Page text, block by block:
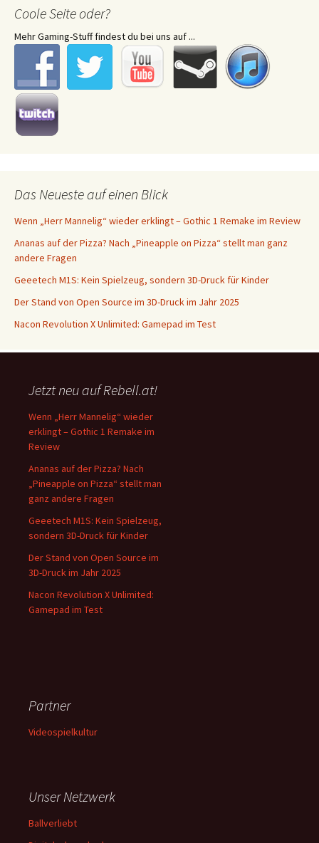
Coole Seite oder?
Mehr Gaming-Stuff findest du bei uns auf ...
Das Neueste auf einen Blick
Wenn „Herr Mannelig“ wieder erklingt – Gothic 1 Remake im Review
Ananas auf der Pizza? Nach „Pineapple on Pizza“ stellt man ganz
andere Fragen
Geeetech M1S: Kein Spielzeug, sondern 3D-Druck für Kinder
Der Stand von Open Source im 3D-Druck im Jahr 2025
Nacon Revolution X Unlimited: Gamepad im Test
Jetzt neu auf Rebell.at!
Wenn „Herr Mannelig“ wieder
erklingt – Gothic 1 Remake im
Review
Ananas auf der Pizza? Nach
„Pineapple on Pizza“ stellt man
ganz andere Fragen
Geeetech M1S: Kein Spielzeug,
sondern 3D-Druck für Kinder
Der Stand von Open Source im
3D-Druck im Jahr 2025
Nacon Revolution X Unlimited:
Gamepad im Test
Partner
Videospielkultur
Unser Netzwerk
Ballverliebt